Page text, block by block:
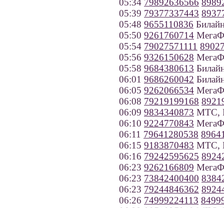
05:34 79892636566
05:39 79377337443
05:48 9655110836
05:50 9261760714
05:54 79027571111
05:56 9326150628
05:58 9684380613
06:01 9686260042
06:05 9262066534
06:08 79219199168
06:09 9834340873 МТС,
06:10 9224770843
06:11 79641280538
06:15 9183870483 МТС,
06:16 79242595625
06:23 9262166809
06:23 73842400400
06:23 79244846362
06:26 74999224113